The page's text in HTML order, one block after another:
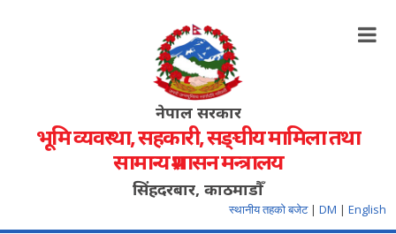
नेपाल सरकार
भूमि व्यवस्था, सहकारी, सङ्‍घीय मामिला तथा
सामान्य प्रशासन मन्त्रालय
सिंहदरबार, काठमाडौँ
स्थानीय तहको बजेट | DM | English